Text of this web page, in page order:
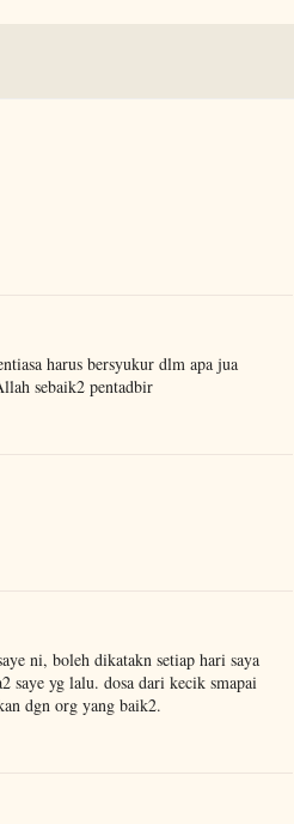
harus bersyukur dlm apa jua
sebaik2 pentadbir
ni, boleh dikatakn setiap hari saya
saye yg lalu. dosa dari kecik smapai
dgn org yang baik2.